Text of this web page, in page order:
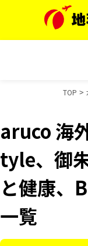
TOP
aruco 海
tyle、御
と健康、
一覧